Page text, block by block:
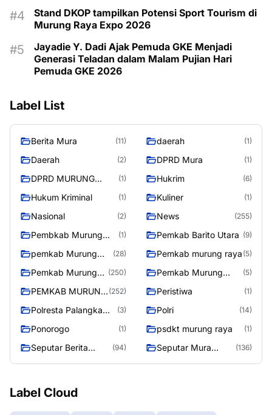
Stand DKOP tampilkan Potensi Sport Tourism di
Murung Raya Expo 2026
Jayadie Y. Dadi Ajak Pemuda GKE Menjadi
Generasi Teladan dalam Malam Pujian Hari
Pemuda GKE 2026
Label List
Berita Mura (11) daerah (1)
Daerah (2) DPRD Mura (1)
DPRD MURUNG
(1) Hukrim (6)
Hukum Kriminal (1) Kuliner (1)
Nasional (2) News (255)
Pembkab Murung
(1) Pemkab Barito Utara (9)
pemkab Murung
(28) Pemkab murung raya (5)
Pemkab Murung
(250)
Pemkab Murung
(5)
PEMKAB MURUNG (252) Peristiwa (1)
Polresta Palangka
(3) Polri (14)
Ponorogo (1) psdkt murung raya (1)
Seputar Berita
(94)
Seputar Mura
(136)
Label Cloud